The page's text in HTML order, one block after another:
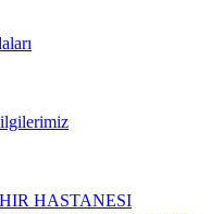
HASTANESI